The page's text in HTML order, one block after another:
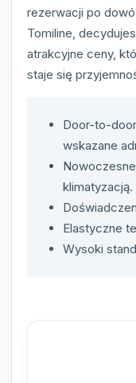
rezerwacji po
Tomiline,
atrakcyjne ceny,
staje się
Door-to-
wskazane
klimatyzacją.
Elastyczne
Wysoki